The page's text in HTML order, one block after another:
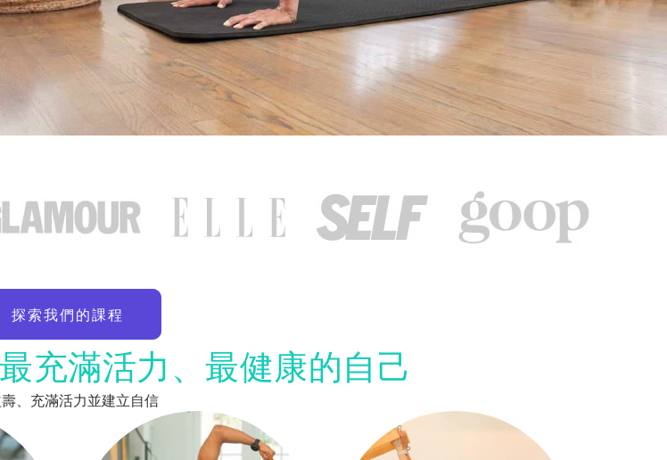
探索我們的課程
充滿活力、最健康的自己
、充滿活力並建立自信